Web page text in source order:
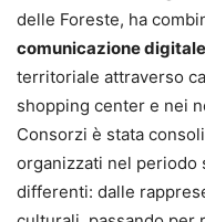
delle Foreste, ha
comunicazione digitale
territoriale attraverso
shopping center e nei
Consorzi è stata
organizzati nel periodo
differenti: dalle